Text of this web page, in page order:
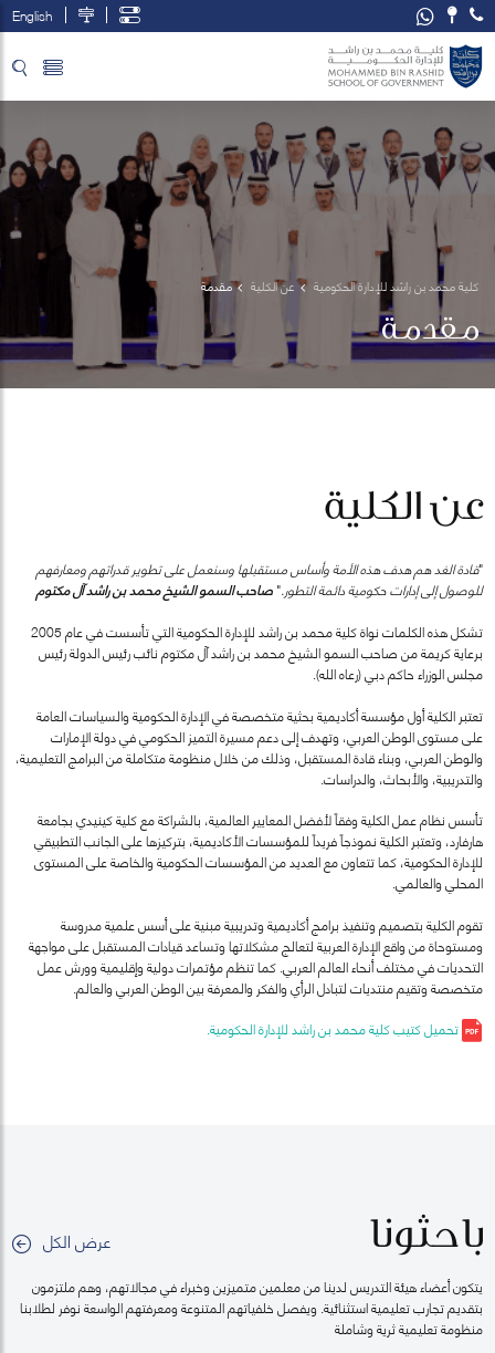
English
كلية محمد بن راشد للإدارة الحكومية عن الكلية مقدمة
مقدمة
عن الكلية
"قادة الغد هم هدف هذه الأمة وأساس مستقبلها وسنعمل على تطوير قدراتهم ومعارفهم
للوصول إلى إدارات حكومية دائمة التطور."صاحب السمو الشيخ محمد بن راشد آل مكتوم
تشكل هذه الكلمات نواة كلية محمد بن راشد للإدارة الحكومية التي تأسست في عام 2005
برعاية كريمة من صاحب السمو الشيخ محمد بن راشد آل مكتوم نائب رئيس الدولة رئيس
مجلس الوزراء حاكم دبي (رعاه الله).
تعتبر الكلية أول مؤسسة أكاديمية بحثية متخصصة في الإدارة الحكومية والسياسات العامة
على مستوى الوطن العربي، وتهدف إلى دعم مسيرة التميز الحكومي في دولة الإمارات
والوطن العربي، وبناء قادة المستقبل، وذلك من خلال منظومة متكاملة من البرامج التعليمية،
والتدريبية، والأبحاث، والدراسات.
تأسس نظام عمل الكلية وفقاً لأفضل المعايير العالمية، بالشراكة مع كلية كينيدي بجامعة
هارفارد، وتعتبر الكلية نموذجاً فريداً للمؤسسات الأكاديمية، بتركيزها على الجانب التطبيقي
للإدارة الحكومية، كما تتعاون مع العديد من المؤسسات الحكومية والخاصة على المستوى
المحلي والعالمي.
تقوم الكلية بتصميم وتنفيذ برامج أكاديمية وتدريبية مبنية على أسس علمية مدروسة
ومستوحاة من واقع الإدارة العربية لتعالج مشكلاتها وتساعد قيادات المستقبل على مواجهة
التحديات في مختلف أنحاء العالم العربي. كما تنظم مؤتمرات دولية وإقليمية وورش عمل
متخصصة وتقيم منتديات لتبادل الرأي والفكر والمعرفة بين الوطن العربي والعالم.
تحميل كتيب كلية محمد بن راشد للإدارة الحكومية.
باحثونا عرض الكل
يتكون أعضاء هيئة التدريس لدينا من معلمين متميزين وخبراء في مجالاتهم، وهم ملتزمون
بتقديم تجارب تعليمية استثنائية. ويفصل خلفياتهم المتنوعة ومعرفتهم الواسعة نوفر لطلابنا
منظومة تعليمية ثرية وشاملة